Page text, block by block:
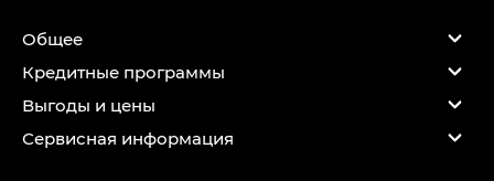
Общее
Кредитные программы
Выгоды и цены
Сервисная информация